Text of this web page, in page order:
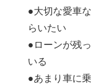
●大切な愛車
らいたい
●ローンが残
いる
●あまり車に